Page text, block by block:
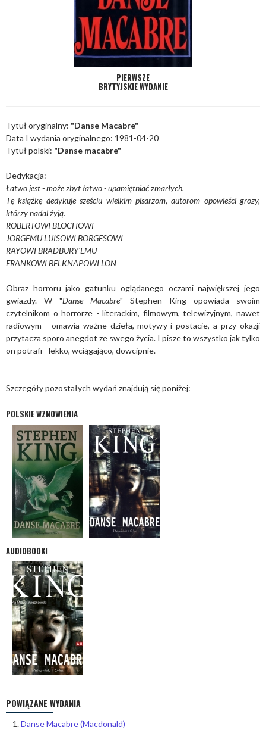
PIERWSZE
BRYTYJSKIE WYDANIE
Tytuł oryginalny: "Danse Macabre"
Data I wydania oryginalnego: 1981-04-20
Tytuł polski: "Danse macabre"
Dedykacja:
Łatwo jest - może zbyt łatwo - upamiętniać zmarłych.
Tę książkę dedykuje sześciu wielkim pisarzom, autorom opowieści grozy,
którzy nadal żyją.
ROBERTOWI BLOCHOWI
JORGEMU LUISOWI BORGESOWI
RAYOWI BRADBURY'EMU
FRANKOWI BELKNAPOWI LON
Obraz horroru jako gatunku oglądanego oczami największej jego
gwiazdy. W "Danse Macabre" Stephen King opowiada swoim
czytelnikom o horrorze - literackim, filmowym, telewizyjnym, nawet
radiowym - omawia ważne dzieła, motywy i postacie, a przy okazji
przytacza sporo anegdot ze swego życia. I pisze to wszystko jak tylko
on potrafi - lekko, wciągająco, dowcipnie.
Szczegóły pozostałych wydań znajdują się poniżej:
POLSKIE WZNOWIENIA
AUDIOBOOKI
POWIĄZANE WYDANIA
Danse Macabre (Macdonald)